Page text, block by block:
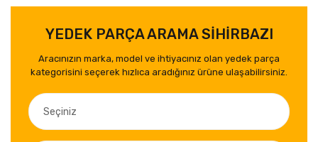
YEDEK PARÇA ARAMA SİHİRBAZI
Aracınızın marka, model ve ihtiyacınız olan yedek parça
kategorisini seçerek hızlıca aradığınız ürüne ulaşabilirsiniz.